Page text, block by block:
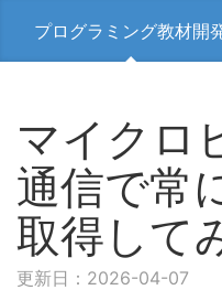
プログラミング教材開
マイクロ
通信で常
取得して
更新日：2026-04-07